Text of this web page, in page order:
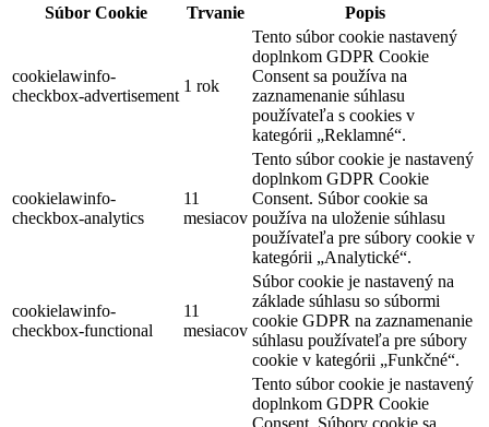
Súbor Cookie
Trvanie Popis
cookielawinfo-
checkbox-advertisement
1 rok
Tento súbor cookie nastavený
doplnkom GDPR Cookie
Consent sa používa na
zaznamenanie súhlasu
používateľa s cookies v
kategórii „Reklamné“.
cookielawinfo-
checkbox-analytics
11
mesiacov
Tento súbor cookie je nastavený
doplnkom GDPR Cookie
Consent. Súbor cookie sa
používa na uloženie súhlasu
používateľa pre súbory cookie v
kategórii „Analytické“.
cookielawinfo-
checkbox-functional
11
mesiacov
Súbor cookie je nastavený na
základe súhlasu so súbormi
cookie GDPR na zaznamenanie
súhlasu používateľa pre súbory
cookie v kategórii „Funkčné“.
Tento súbor cookie je nastavený
doplnkom GDPR Cookie
Consent. Súbory cookie sa